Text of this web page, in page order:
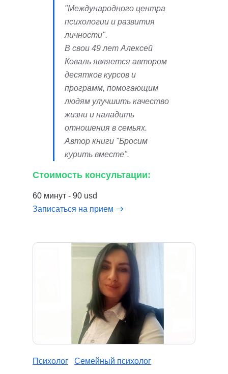
"Международного центра
психологии и развития
личности".
В свои 49 лет Алексей
Коваль является автором
десятков курсов и
программ, помогающим
людям улучшить качество
жизни и наладить
отношения в семьях.
Автор книги "Бросим
курить вместе".
Стоимость консультации:
60 минут - 90 usd
Записаться на прием
Психолог Семейный психолог